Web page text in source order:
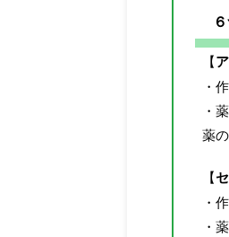
【
・
・
薬
【
・
・